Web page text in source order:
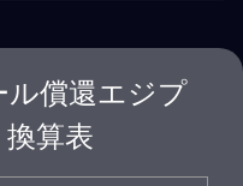
償還エジプ
算表